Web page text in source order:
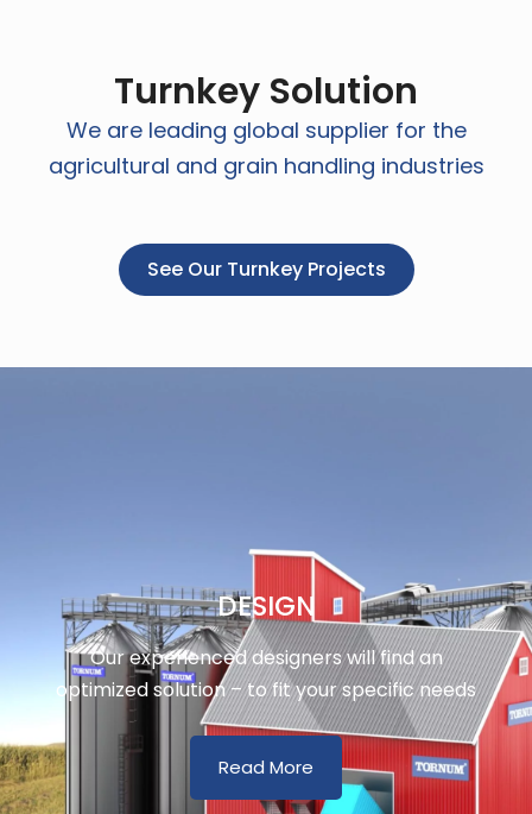
Turnkey Solution
We are leading global supplier for the
agricultural and grain handling industries
See Our Turnkey Projects
DESIGN
Our experienced designers will find an
optimized solution – to fit your specific needs
Read More